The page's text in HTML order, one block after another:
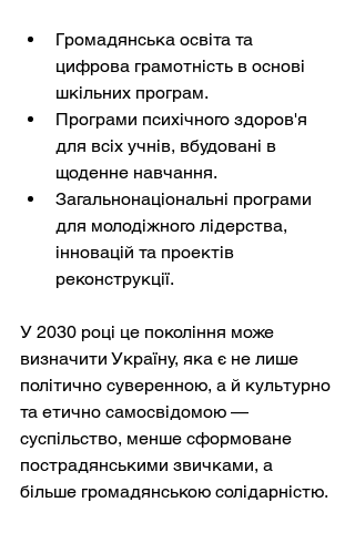
Громадянська освіта та
цифрова грамотність в основі
шкільних програм.
Програми психічного здоров'я
для всіх учнів, вбудовані в
щоденне навчання.
Загальнонаціональні програми
для молодіжного лідерства,
інновацій та проектів
реконструкції.
У 2030 році це покоління може
визначити Україну, яка є не лише
політично суверенною, а й культурно
та етично самосвідомою —
суспільство, менше сформоване
пострадянськими звичками, а
більше громадянською солідарністю.